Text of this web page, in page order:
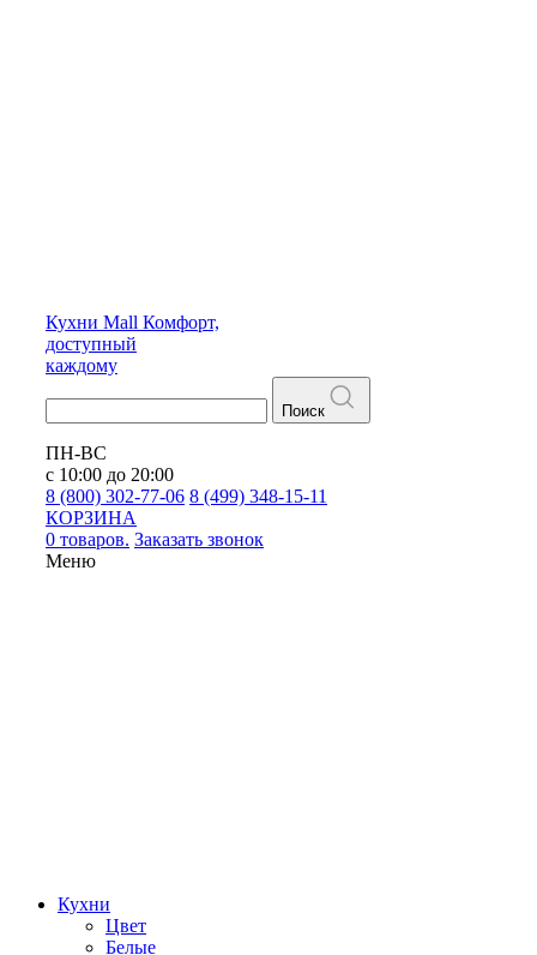
Кухни Mall Комфорт,
доступный
каждому
Поиск
ПН-ВС
с 10:00 до 20:00
8 (800) 302-77-06 8 (499) 348-15-11
КОРЗИНА
0 товаров. Заказать звонок
Меню
Кухни
Цвет
Белые